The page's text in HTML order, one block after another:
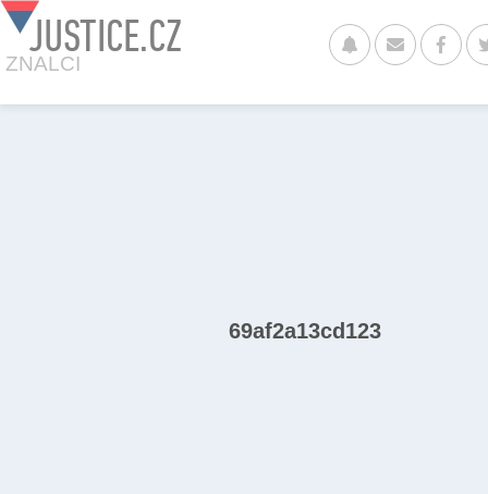
JUSTICE.CZ
ZNALCI
69af2a13cd123